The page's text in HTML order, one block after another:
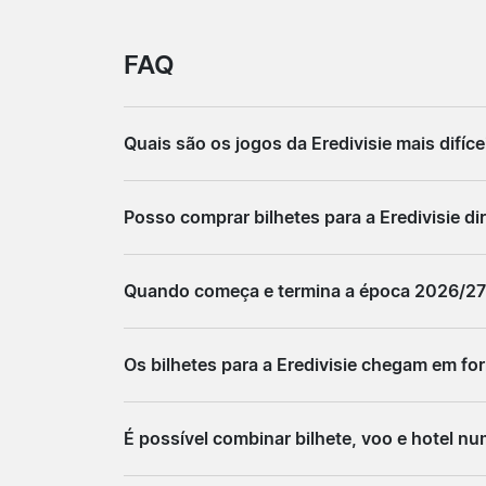
FAQ
Quais são os jogos da Eredivisie mais
procura. No final da época, quando o título
Posso comprar bilhetes para a Eredivisie
obstáculo prático. Vendedores externos
Quando começa e termina a época 2026/
Quem planeia uma viagem deve ter essa
Os bilhetes para a Eredivisie chegam em
estádio. Alguns vendedores ainda
É possível combinar bilhete, voo e hotel